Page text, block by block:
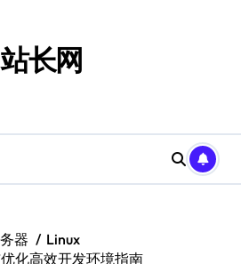
站长网
器
Linux
化高效开发环境指南